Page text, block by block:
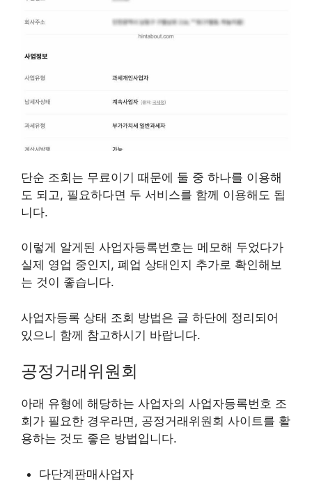
단순 조회는 무료이기 때문에 둘 중 하나를 이용해
도 되고, 필요하다면 두 서비스를 함께 이용해도 됩
니다.
이렇게 알게된 사업자등록번호는 메모해 두었다가
실제 영업 중인지, 폐업 상태인지 추가로 확인해보
는 것이 좋습니다.
사업자등록 상태 조회 방법은 글 하단에 정리되어
있으니 함께 참고하시기 바랍니다.
공정거래위원회
아래 유형에 해당하는 사업자의 사업자등록번호 조
회가 필요한 경우라면, 공정거래위원회 사이트를 활
용하는 것도 좋은 방법입니다.
다단계판매사업자